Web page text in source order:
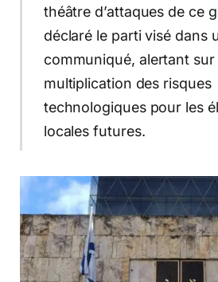
théâtre d’attaques de ce
déclaré le parti visé dans
communiqué, alertant sur
multiplication des risques
technologiques pour les
locales futures.